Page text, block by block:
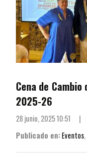
Cena de
2025-26
28 junio, 2025 10:51 |
Publicado en:Eventos,